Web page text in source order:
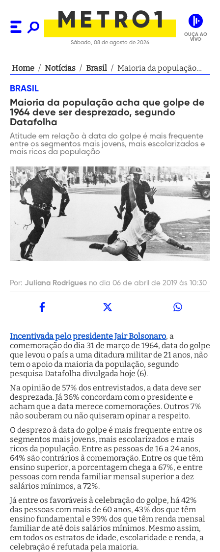
Sábado, 08 de agosto de 2026
OUÇA AO
VIVO
Home / Notícias / Brasil / Maioria da população
segundo Datafolha
BRASIL
Maioria da população acha que golpe de
1964 deve ser desprezado, segundo
Datafolha
Atitude em relação à data do golpe é mais frequente
entre os segmentos mais jovens, mais escolarizados e
mais ricos da população
Por: Juliana Rodrigues no dia 06 de abril de 2019 às 10:30
Incentivada pelo presidente Jair Bolsonaro, a
comemoração do dia 31 de março de 1964, data do golpe
que levou o país a uma ditadura militar de 21 anos, não
tem o apoio da maioria da população, segundo
pesquisa Datafolha divulgada hoje (6).
Na opinião de 57% dos entrevistados, a data deve ser
desprezada. Já 36% concordam com o presidente e
acham que a data merece comemorações. Outros 7%
não souberam ou não quiseram opinar a respeito.
O desprezo à data do golpe é mais frequente entre os
segmentos mais jovens, mais escolarizados e mais
ricos da população. Entre as pessoas de 16 a 24 anos,
64% são contrários à comemoração. Entre os que têm
ensino superior, a porcentagem chega a 67%, e entre
pessoas com renda familiar mensal superior a dez
salários mínimos, a 72%.
Já entre os favoráveis à celebração do golpe, há 42%
das pessoas com mais de 60 anos, 43% dos que têm
ensino fundamental e 39% dos que têm renda mensal
familiar de até dois salários mínimos. Mesmo assim,
em todos os estratos de idade, escolaridade e renda, a
celebração é refutada pela maioria.